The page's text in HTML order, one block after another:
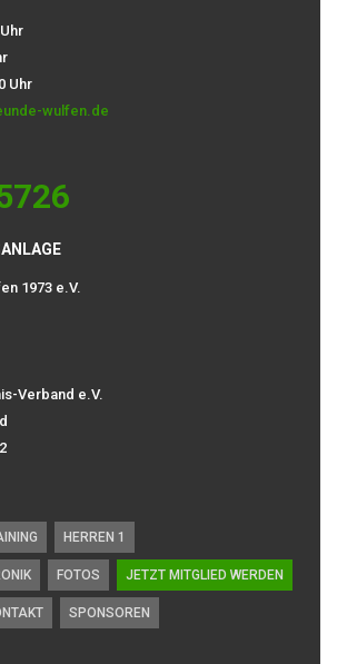
Uhr
wulfen.de
1973 e.V.
Verband e.V.
HERREN 1
FOTOS JETZT MITGLIED WERDEN
SPONSOREN